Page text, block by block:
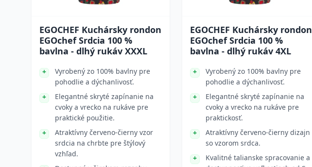
EGOCHEF Kuchársky rondon
EGOchef Srdcia 100 %
bavlna - dlhý rukáv XXXL
Vyrobený zo 100% bavlny pre
pohodlie a dýchanlivosť.
Elegantné skryté zapínanie na
cvoky a vrecko na rukáve pre
praktické použitie.
Atraktívny červeno-čierny vzor
srdcia na chrbte pre štýlový
vzhľad.
EGOCHEF Kuchársky rondon
EGOchef Srdcia 100 %
bavlna - dlhý rukáv 4XL
Vyrobený zo 100% bavlny pre
pohodlie a dýchanlivosť.
Elegantné skryté zapínanie na
cvoky a vrecko na rukáve pre
praktickosť.
Atraktívny červeno-čierny dizajn
so vzorom srdca.
Kvalitné talianske spracovanie a